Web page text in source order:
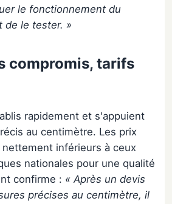
le fonctionnement du
de le tester. »
compromis, tarifs
rapidement et s'appuient
au centimètre. Les prix
inférieurs à ceux
nationales pour une qualité
confirme : « Après un devis
précises au centimètre, il